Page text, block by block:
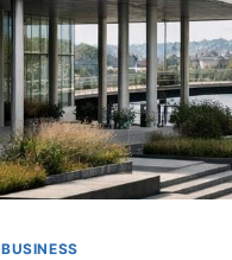
BUSINESS